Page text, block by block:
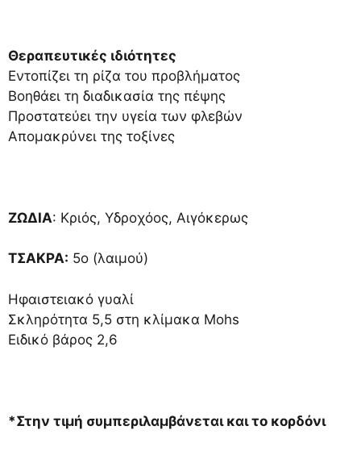
Θεραπευτικές ιδιότητες
Εντοπίζει τη ρίζα του προβλήματος
Βοηθάει τη διαδικασία της πέψης
Προστατεύει την υγεία των φλεβών
Απομακρύνει της τοξίνες
ΖΩΔΙΑ: Κριός, Υδροχόος, Αιγόκερως
ΤΣΑΚΡΑ: 5ο (λαιμού)
Ηφαιστειακό γυαλί
Σκληρότητα 5,5 στη κλίμακα Mohs
Ειδικό βάρος 2,6
*Στην τιμή συμπεριλαμβάνεται και το κορδόνι